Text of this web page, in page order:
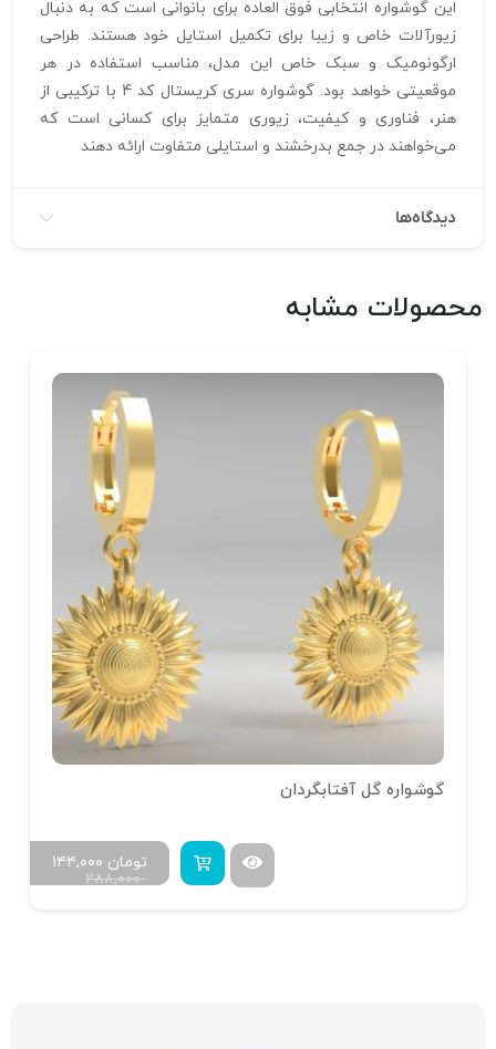
این گوشواره انتخابی فوق‌ العاده برای بانوانی است که به دنبال
زیورآلات خاص و زیبا برای تکمیل استایل خود هستند. طراحی
ارگونومیک و سبک خاص این مدل، مناسب استفاده در هر
موقعیتی خواهد بود. گوشواره سری کریستال کد 4 با ترکیبی از
هنر، فناوری و کیفیت، زیوری متمایز برای کسانی است که
می‌خواهند در جمع بدرخشند و استایلی متفاوت ارائه دهند
دیدگاه‌ها
محصولات مشابه
گوشواره گل آفتابگردان
۲۸۸,۰۰۰
۱۴۴,۰۰۰ تومان